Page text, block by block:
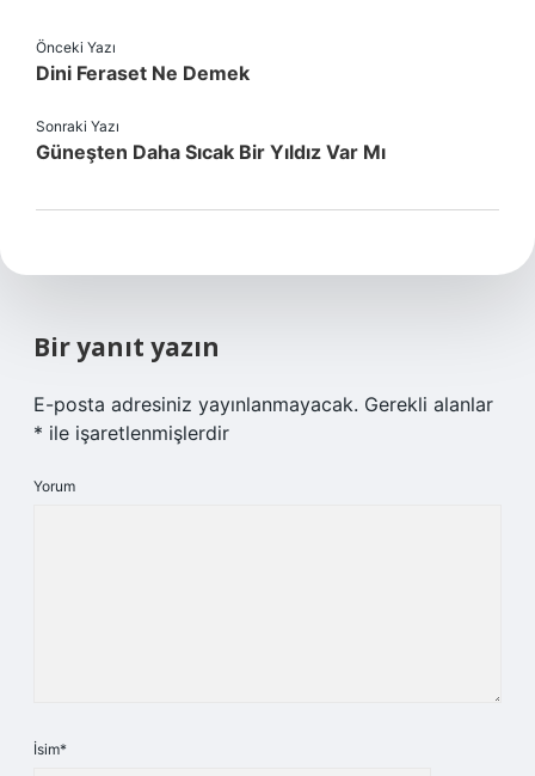
Önceki Yazı
Dini Feraset Ne Demek
Sonraki Yazı
Güneşten Daha Sıcak Bir Yıldız Var Mı
Bir yanıt yazın
E-posta adresiniz yayınlanmayacak. Gerekli alanlar
* ile işaretlenmişlerdir
Yorum
İsim*